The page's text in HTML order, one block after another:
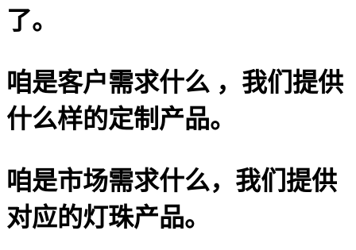
了。
咱是客户需求什么 ，我们提供
什么样的定制产品。
咱是市场需求什么，我们提供
对应的灯珠产品。